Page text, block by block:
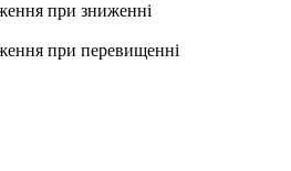
при зниженні
при перевищенні